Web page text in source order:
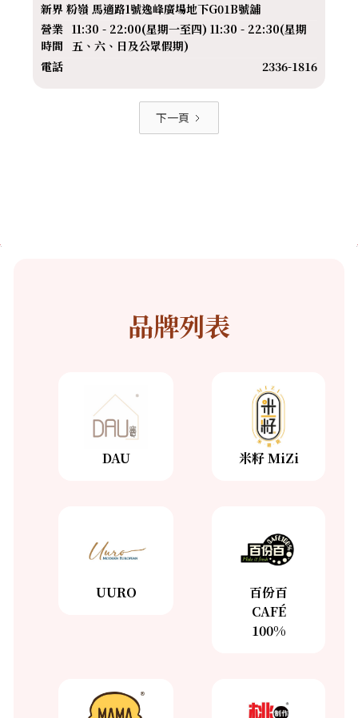
新界 粉嶺 馬適路1號逸峰廣場地下G01B號舖
營業
時間
11:30 - 22:00(星期一至四) 11:30 - 22:30(星期
五、六、日及公眾假期)
電話
2336-1816
下一頁
品牌列表
DAU 米籽 MiZi
MiZi
了解更多
UURO
百份百
CAFÉ
100%
CAFÉ